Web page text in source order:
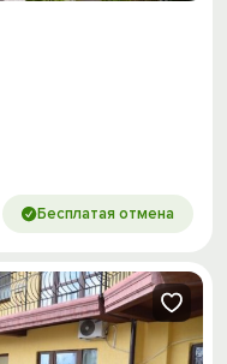
Бесплатая отмена
и получи